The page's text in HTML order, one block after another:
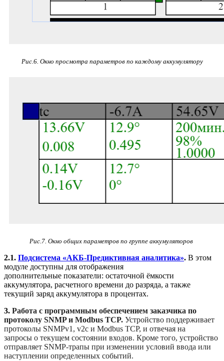
Рис.6. Окно просмотра параметров по каждому аккумулятору
Рис.7. Окно общих параметров по группе аккумуляторов
2.1. Подсистема «АКБ-Предиктивная аналитика». В этом
модуле доступны для отображения
дополнительные показатели: остаточной ёмкости
аккумулятора, расчетного времени до разряда, а также
текущий заряд аккумулятора в процентах.
3. Работа с программным обеспечением заказчика по
протоколу SNMP и Modbus TCP. Устройство поддерживает
протоколы SNMPv1, v2c и Modbus TCP, и отвечая на
запросы о текущем состоянии входов. Кроме того, устройство
отправляет SNMP-трапы при изменении условий ввода или
наступлении определенных событий.